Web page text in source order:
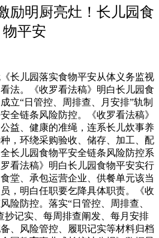
励明厨亮灶！长儿园食
物平安
儿园落实食物平安从体义务监视
法。《收罗看法稿》明白长儿园食
立“日管控、周排查、月安排”轨制
全链条风险防控。《收罗看法稿》
益、健康的准绳，连系长儿炊事养
，环绕采购验收、储存、加工、配
长儿园食物平安全链条风险防控系
看法稿》明白长儿园食物平安实行
堂、承包运营企业、供餐单元该当
，明白任职要乞降具体职责。《收
险防控。落实“日管控、周排查、
抄记实、每周排查阐发、每月安排
、风险管控、履职记实等材料归档